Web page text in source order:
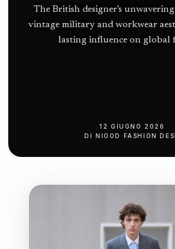
The British designer's
vintage military and workwear
lasting influence on global
12 GIUGNO 2026
DI
NIOOD FASHION